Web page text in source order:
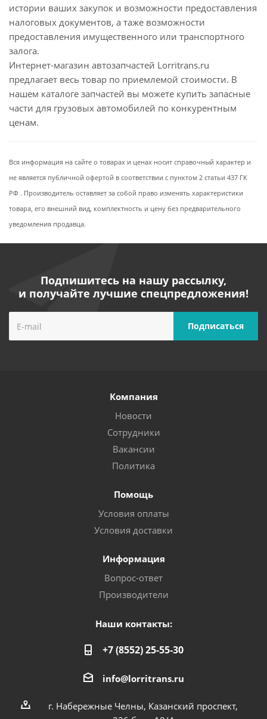
истории ваших закупок и возможности предоставления
налоговых документов, а таже возможности
предоставления имущественного или транспортного
залога.
Интернет-магазин автозапчастей Lorritrans.ru
предлагает весь товар по приемлемой стоимости. В
нашем каталоге запчастей вы можете купить запасные
части для грузовых автомобилей по конкурентным
ценам.
Вся информация на сайте о товарах и ценах носит справочный характер и
не является публичной офертой в соответствии с пунктом 2 статьи 437 ГК
РФ . Производитель оставляет за собой право изменять характеристики
товара, его внешний вид, комплектность и цену без предварительного
уведомления продавца.
Подпишитесь на нашу рассылку,
и получайте лучшие спецпредложения!
Компания
Новости
Сотрудники
Вакансии
Политика
Помощь
Условия оплаты
Условия доставки
Информация
Вопрос-ответ
Производители
Наши контакты:
+7 (8552) 25-55-30
info@lorritrans.ru
г. Набережные Челны, Казанский проспект,